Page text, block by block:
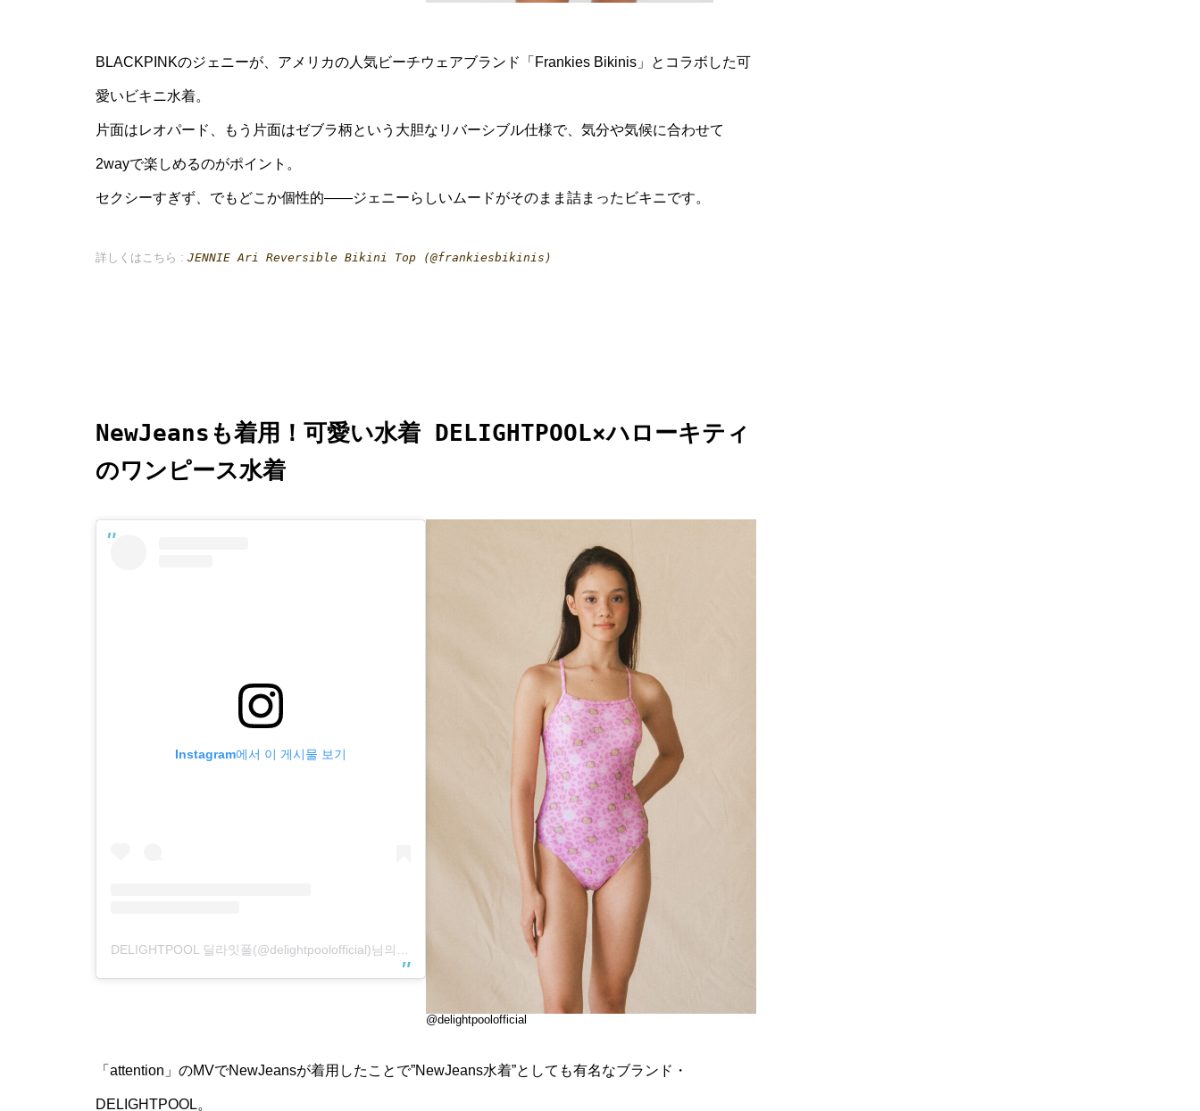
BLACKPINKのジェニーが、アメリカの人気ビーチウェアブランド「Frankies Bikinis」とコラボした可
愛いビキニ水着。
片面はレオパード、もう片面はゼブラ柄という大胆なリバーシブル仕様で、気分や気候に合わせて
2wayで楽しめるのがポイント。
セクシーすぎず、でもどこか個性的——ジェニーらしいムードがそのまま詰まったビキニです。
詳しくはこちら : JENNIE Ari Reversible Bikini Top (@frankiesbikinis)
NewJeansも着用！可愛い水着 DELIGHTPOOL×ハローキティ
のワンピース水着
Instagram에서 이 게시물 보기
@delightpoolofficial
「attention」のMVでNewJeansが着用したことで”NewJeans水着”としても有名なブランド・
DELIGHTPOOL。